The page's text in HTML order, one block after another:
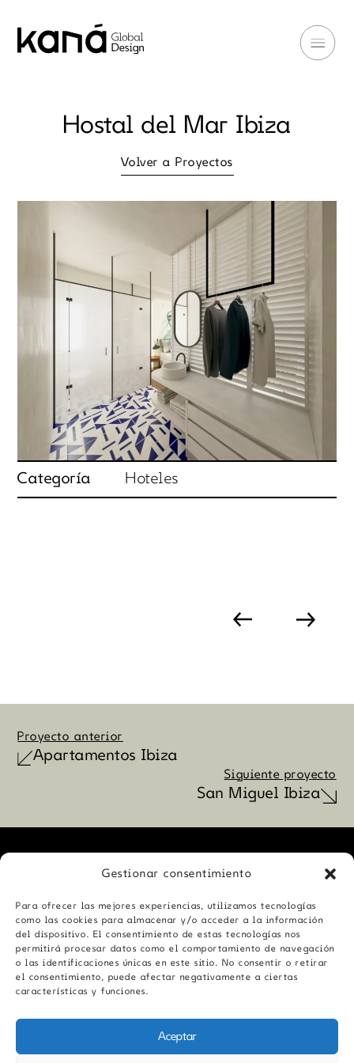
Gestionar consentimiento
Para ofrecer las mejores experiencias, utilizamos tecnologías
como las cookies para almacenar y/o acceder a la información
del dispositivo. El consentimiento de estas tecnologías nos
permitirá procesar datos como el comportamiento de navegación
o las identificaciones únicas en este sitio. No consentir o retirar
el consentimiento, puede afectar negativamente a ciertas
características y funciones.
Aceptar
Hostal del Mar Ibiza
Volver a Proyectos
Categoría Hoteles
Proyecto anterior
Apartamentos Ibiza
Siguiente proyecto
San Miguel Ibiza
Proyectos
Proyectos
Nosotros
Nosotros
Contacto
Contacto
Legal notice
Legal notice
Política de privacidad
Política de privacidad
Política de cookies